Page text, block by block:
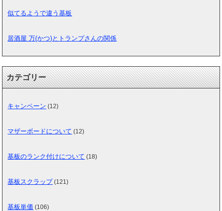
似てるようで違う基板
居酒屋 万(かつ)とトランプさんの関係
カテゴリー
キャンペーン (12)
マザーボードについて (12)
基板のランク付けについて (18)
基板スクラップ(121)
基板単価 (106)